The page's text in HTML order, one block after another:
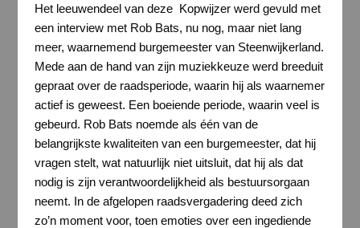
Het leeuwendeel van deze Kopwijzer werd gevuld met
een interview met Rob Bats, nu nog, maar niet lang
meer, waarnemend burgemeester van Steenwijkerland.
Mede aan de hand van zijn muziekkeuze werd breeduit
gepraat over de raadsperiode, waarin hij als waarnemer
actief is geweest. Een boeiende periode, waarin veel is
gebeurd. Rob Bats noemde als één van de
belangrijkste kwaliteiten van een burgemeester, dat hij
vragen stelt, wat natuurlijk niet uitsluit, dat hij als dat
nodig is zijn verantwoordelijkheid als bestuursorgaan
neemt. In de afgelopen raadsvergadering deed zich
zo’n moment voor, toen emoties over een ingediende